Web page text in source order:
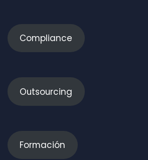
Compliance
Outsourcing
Formación